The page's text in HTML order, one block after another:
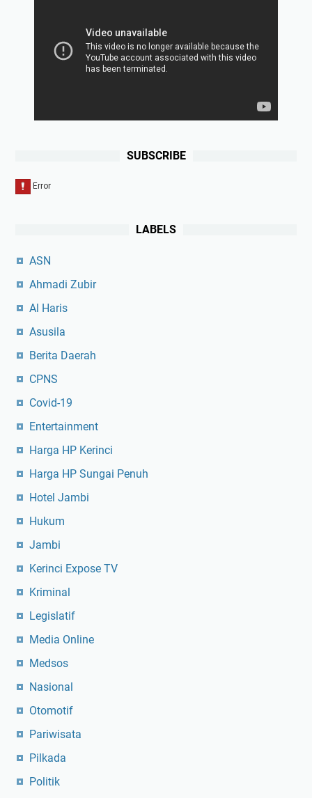
SUBSCRIBE
LABELS
ASN
Ahmadi Zubir
Al Haris
Asusila
Berita Daerah
CPNS
Covid-19
Entertainment
Harga HP Kerinci
Harga HP Sungai Penuh
Hotel Jambi
Hukum
Jambi
Kerinci Expose TV
Kriminal
Legislatif
Media Online
Medsos
Nasional
Otomotif
Pariwisata
Pilkada
Politik